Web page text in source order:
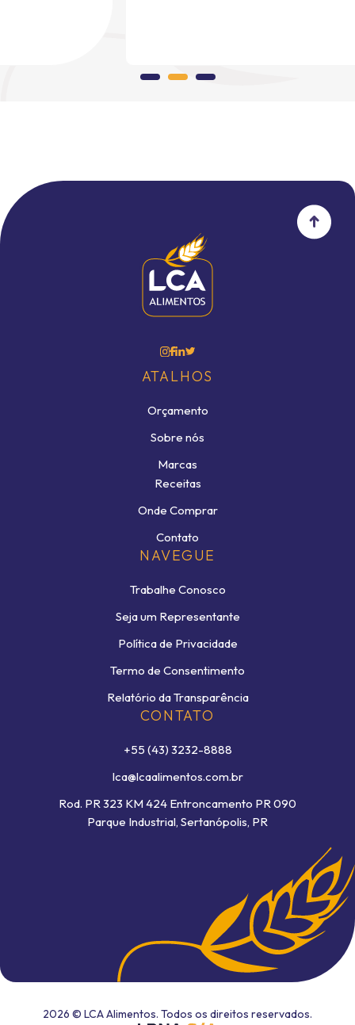
ATALHOS
Orçamento
Sobre nós
Marcas
Receitas
Onde Comprar
Contato
NAVEGUE
Trabalhe Conosco
Seja um Representante
Política de Privacidade
Termo de Consentimento
Relatório da Transparência
CONTATO
+55 (43) 3232-8888
lca@lcaalimentos.com.br
Rod. PR 323 KM 424 Entroncamento PR 090
Parque Industrial, Sertanópolis, PR
2026 © LCA Alimentos. Todos os direitos reservados.